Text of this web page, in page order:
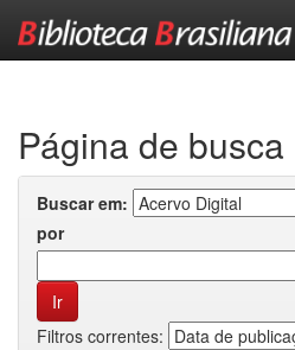
Página de busca
Buscar em:
por
Filtros correntes: